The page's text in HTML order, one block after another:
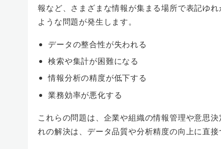
報など、さまざまな情報が集まる場所で表記ゆ
ような問題が発生します。
データの整合性が失われる
検索や集計が困難になる
情報分析の精度が低下する
業務効率が悪化する
これらの問題は、企業や組織の情報管理や意思
れの解決は、データ品質や分析精度の向上に直接